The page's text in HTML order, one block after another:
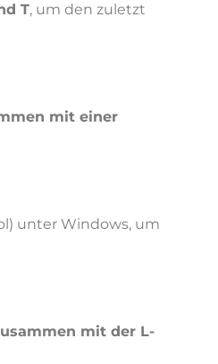
T, um den zuletzt
mit einer
unter Windows, um
mit der L-